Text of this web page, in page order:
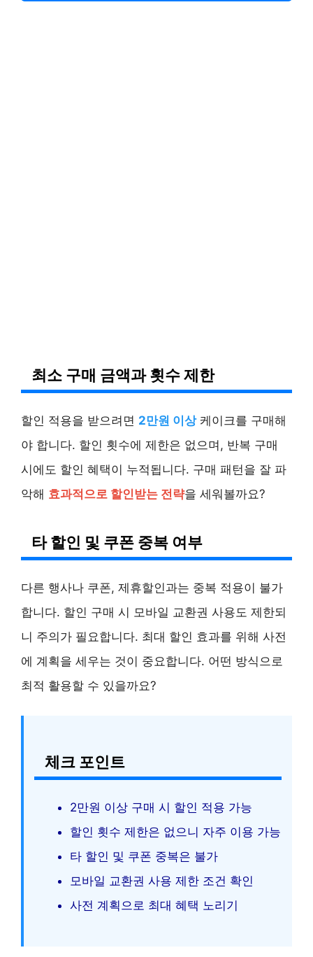
최소 구매 금액과 횟수 제한
할인 적용을 받으려면 2만원 이상케이크를 구매해
야 합니다. 할인 횟수에 제한은 없으며, 반복 구매
시에도 할인 혜택이 누적됩니다. 구매 패턴을 잘 파
악해 효과적으로 할인받는 전략을 세워볼까요?
타 할인 및 쿠폰 중복 여부
다른 행사나 쿠폰, 제휴할인과는 중복 적용이 불가
합니다. 할인 구매 시 모바일 교환권 사용도 제한되
니 주의가 필요합니다. 최대 할인 효과를 위해 사전
에 계획을 세우는 것이 중요합니다. 어떤 방식으로
최적 활용할 수 있을까요?
체크 포인트
2만원 이상 구매 시 할인 적용 가능
할인 횟수 제한은 없으니 자주 이용 가능
타 할인 및 쿠폰 중복은 불가
모바일 교환권 사용 제한 조건 확인
사전 계획으로 최대 혜택 노리기